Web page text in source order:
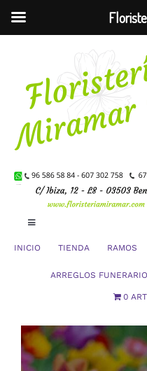
contenido
Toggle
Checkout
INICIO TIENDA RAMOS
ARREGLOS
0